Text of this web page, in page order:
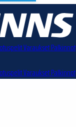
VarauksetPalkinnot
VarauksetPalkinnot